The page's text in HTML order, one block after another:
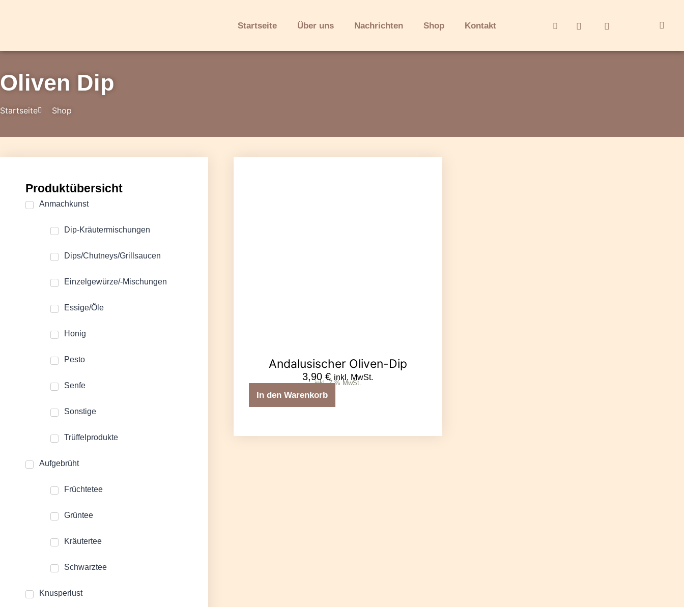
Startseite Über uns Nachrichten Shop Kontakt
Oliven Dip
Startseite Shop
Produktübersicht
Anmachkunst
Dip-Kräutermischungen
Dips/Chutneys/Grillsaucen
Einzelgewürze/-Mischungen
Essige/Öle
Honig
Pesto
Senfe
Sonstige
Trüffelprodukte
Aufgebrüht
Früchtetee
Grüntee
Kräutertee
Schwarztee
Knusperlust
Andalusischer Oliven-Dip
3,90€ inkl. MwSt.
inkl. 7 % MwSt.
In den Warenkorb